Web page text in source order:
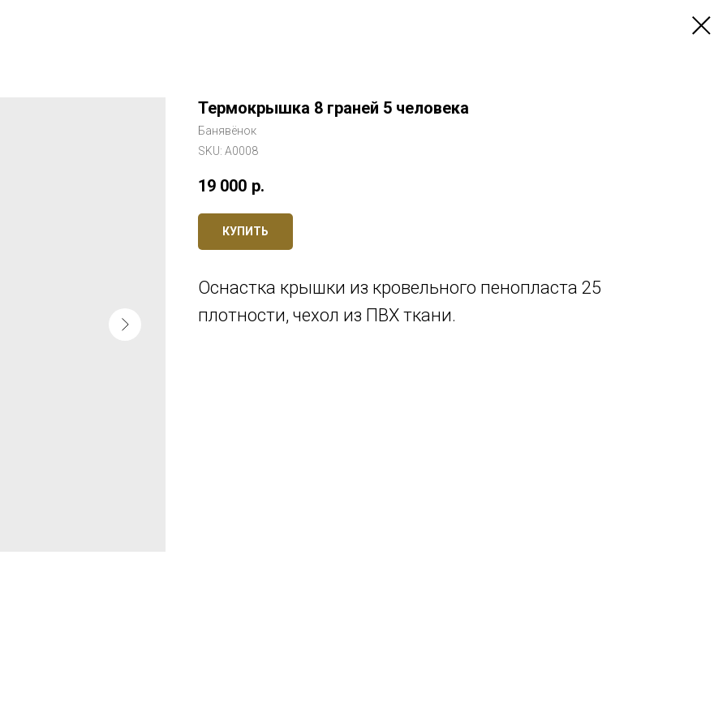
Термокрышка 8 граней 5 человека
Банявёнок
SKU: A0008
19 000 р.
КУПИТЬ
Оснастка крышки из кровельного пенопласта 25
плотности, чехол из ПВХ ткани.